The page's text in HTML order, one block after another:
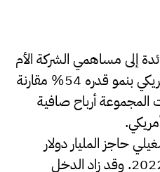
إلى مساهمي الشركة الأم
نحو 154 مليون دولار أمريكي بنمو قدره 54% مقارنة
المجموعة أرباح صافية
حاجز المليار دولار
أمريكي التاريخي في عام 2022. وقد زاد الدخل